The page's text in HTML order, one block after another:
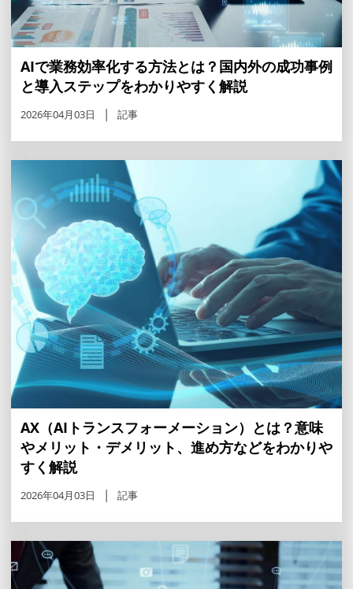
AIで業務効率化する方法とは？国内外の成功事例
と導入ステップをわかりやすく解説
2026年04月03日 記事
AX（AIトランスフォーメーション）とは？意味
やメリット・デメリット、進め方などをわかりや
すく解説
2026年04月03日 記事